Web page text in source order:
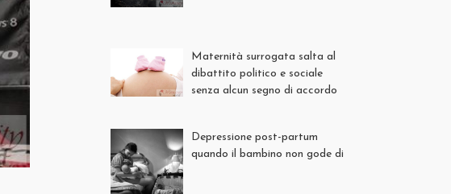
Maternità surrogata salta al
dibattito politico e sociale
senza alcun segno di accordo
Depressione post-partum
quando il bambino non gode di